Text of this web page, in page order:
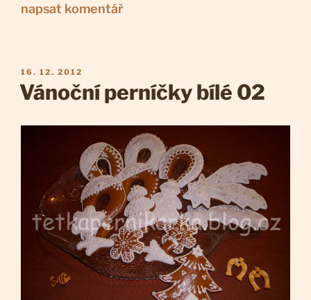
napsat komentář
PUBLIKOVÁNO
16. 12. 2012
Vánoční perníčky bílé 02